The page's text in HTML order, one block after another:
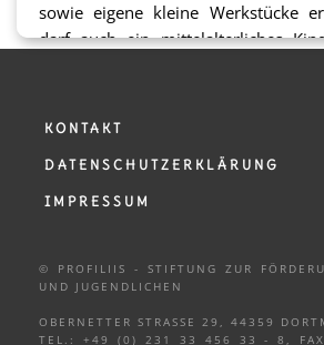
sowie eigene kleine Werkstücke
darf auch ein mittelalterliches
Der Eintritt zum Treyben ist frei und
eine geringe Gebühr
ermöglichen, übernimmt
Auftrag des
KONTAKT
DATENSCHUTZERKLÄRUNG
IMPRESSUM
© PROFILIIS - STIFTUNG ZUR
UND JUGENDLICHEN
OBERNETTER STRASSE 29, 44359
TEL.: +49 (0) 231 33 456 33 - 8,